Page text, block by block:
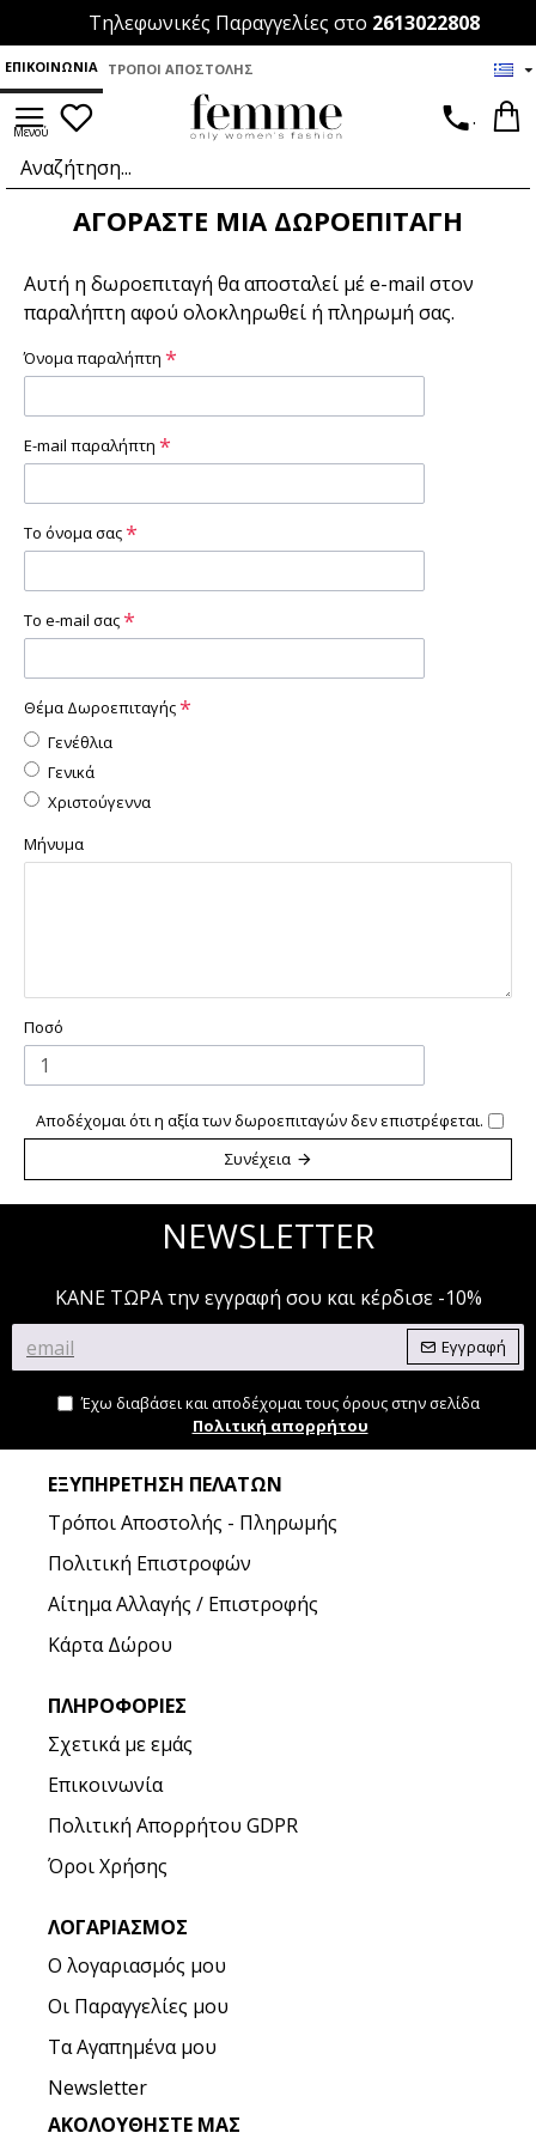
Τηλεφωνικές Παραγγελίες στο 2613022808
ΕΠΙΚΟΙΝΩΝΊΑ ΤΡΌΠΟΙ ΑΠΟΣΤΟΛΉΣ
.
ΑΓΟΡΆΣΤΕ ΜΊΑ ΔΩΡΟΕΠΙΤΑΓΉ
Αυτή η δωροεπιταγή θα αποσταλεί μέ e-mail στον
παραλήπτη αφού ολοκληρωθεί ή πληρωμή σας.
Όνομα παραλήπτη
E-mail παραλήπτη
Το όνομα σας
Το e-mail σας
Θέμα Δωροεπιταγής
Γενέθλια
Γενικά
Χριστούγεννα
Μήνυμα
Ποσό
Αποδέχομαι ότι η αξία των δωροεπιταγών δεν επιστρέφεται.
Συνέχεια
NEWSLETTER
ΚΑΝΕ ΤΩΡΑ την εγγραφή σου και κέρδισε -10%
Εγγραφή
Έχω διαβάσει και αποδέχομαι τους όρους στην σελίδα
Πολιτική απορρήτου
ΕΞΥΠΗΡΈΤΗΣΗ ΠΕΛΑΤΏΝ
Τρόποι Αποστολής - Πληρωμής
Πολιτική Επιστροφών
Αίτημα Αλλαγής / Επιστροφής
Κάρτα Δώρου
ΠΛΗΡΟΦΟΡΊΕΣ
Σχετικά με εμάς
Επικοινωνία
Πολιτική Απορρήτου GDPR
Όροι Χρήσης
ΛΟΓΑΡΙΑΣΜΌΣ
Ο λογαριασμός μου
Οι Παραγγελίες μου
Τα Αγαπημένα μου
Newsletter
ΑΚΟΛΟΥΘΉΣΤΕ ΜΑΣ